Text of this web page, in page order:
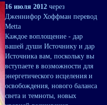
16 июля 2012 через
Дженнифор Хоффман перевод
Metta
Каждое воплощение - дар
вашей души Источнику и дар
Источника вам, поскольку вы
вступаете в возможности для
энергетического исцеления и
освобождения, нового баланса
света и темноты, новых